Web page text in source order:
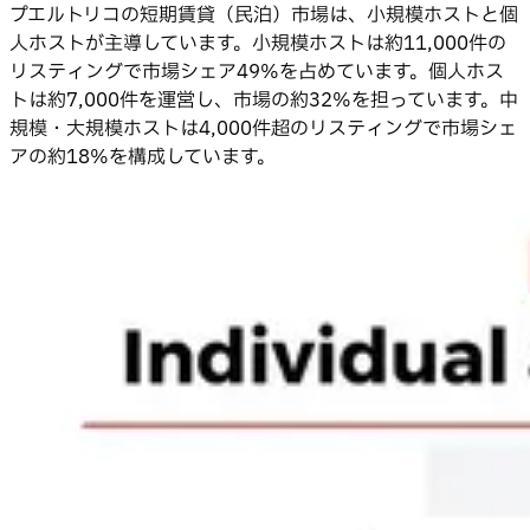
プエルトリコの短期賃貸（民泊）市場は、小規模ホストと個
人ホストが主導しています。小規模ホストは約11,000件の
リスティングで市場シェア49%を占めています。個人ホス
トは約7,000件を運営し、市場の約32%を担っています。中
規模・大規模ホストは4,000件超のリスティングで市場シェ
アの約18%を構成しています。